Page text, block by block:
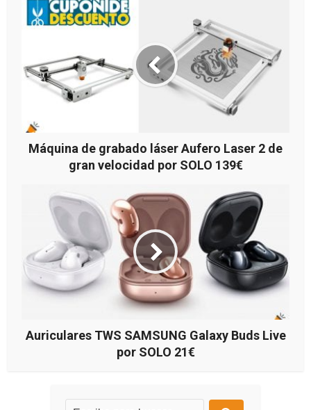
Máquina de grabado láser Aufero Laser 2 de
gran velocidad por SOLO 139€
Auriculares TWS SAMSUNG Galaxy Buds Live
por SOLO 21€